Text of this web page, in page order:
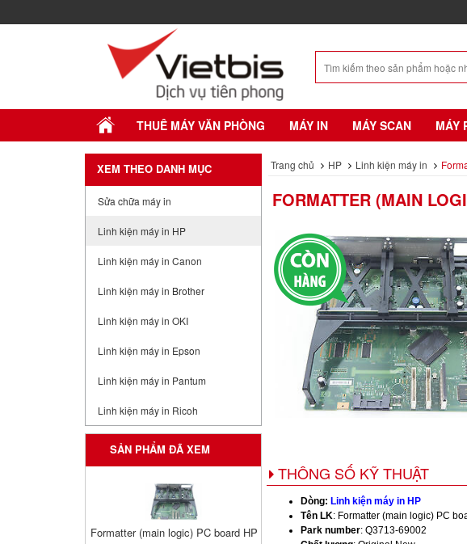
THUÊ MÁY VĂN PHÒNG MÁY IN MÁY SCAN MÁY
XEM THEO DANH MỤC
Sửa chữa máy in
Linh kiện máy in HP
Linh kiện máy in Canon
Linh kiện máy in Brother
Linh kiện máy in OKI
Linh kiện máy in Epson
Linh kiện máy in Pantum
Linh kiện máy in Ricoh
SẢN PHẨM ĐÃ XEM
Formatter (main logic) PC board HP
Trang chủ HP Linh kiện máy in
FORMATTER (MAIN
THÔNG SỐ KỸ THUẬT
Dòng: Linh kiện máy in HP
Tên LK: Formatter (main logic) PC
Park number: Q3713-69002